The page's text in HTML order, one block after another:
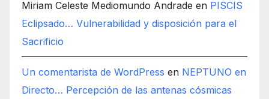
Miriam Celeste Mediomundo Andrade en PISCIS
Eclipsado… Vulnerabilidad y disposición para el
Sacrificio
Un comentarista de WordPress en NEPTUNO en
Directo… Percepción de las antenas cósmicas